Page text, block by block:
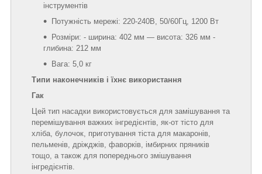
інструментів
Потужність мережі: 220-240В, 50/60Гц, 1200 Вт
Розміри: - ширина: 402 мм — висота: 326 мм -
глибина: 212 мм
Вага: 5,0 кг
Типи наконечників і їхнє використання
Гак
Цей тип насадки використовується для замішування та
перемішування важких інгредієнтів, як-от тісто для
хліба, булочок, приготування тіста для макаронів,
пельменів, дріжджів, фаворків, імбирних пряників
тощо, а також для попереднього змішування
інгредієнтів.